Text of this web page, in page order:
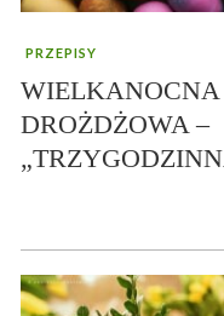
PRZEPISY
DROŻDŻOWA –